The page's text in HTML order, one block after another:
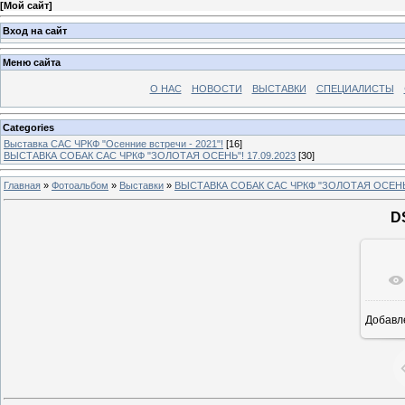
[Мой сайт]
Вход на сайт
Меню сайта
О НАС НОВОСТИ ВЫСТАВКИ СПЕЦИАЛИСТЫ
Categories
Выставка САС ЧРКФ "Осенние встречи - 2021"! [16]
ВЫСТАВКА СОБАК САС ЧРКФ "ЗОЛОТАЯ ОСЕНЬ"! 17.09.2023 [30]
Главная » Фотоальбом » Выставки » ВЫСТАВКА СОБАК САС ЧРКФ "ЗОЛОТАЯ